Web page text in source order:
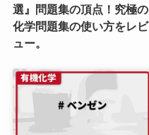
選』問題集の頂点！究極の
化学問題集の使い方をレビ
ュー。